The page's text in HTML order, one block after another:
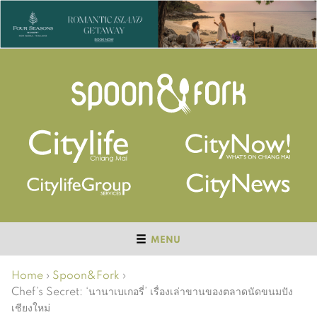
MENU
Home › Spoon&Fork ›
Chef’s Secret: ‘นานาเบเกอรี่’ เรื่องเล่าขานของตลาดนัดขนมปัง
เชียงใหม่